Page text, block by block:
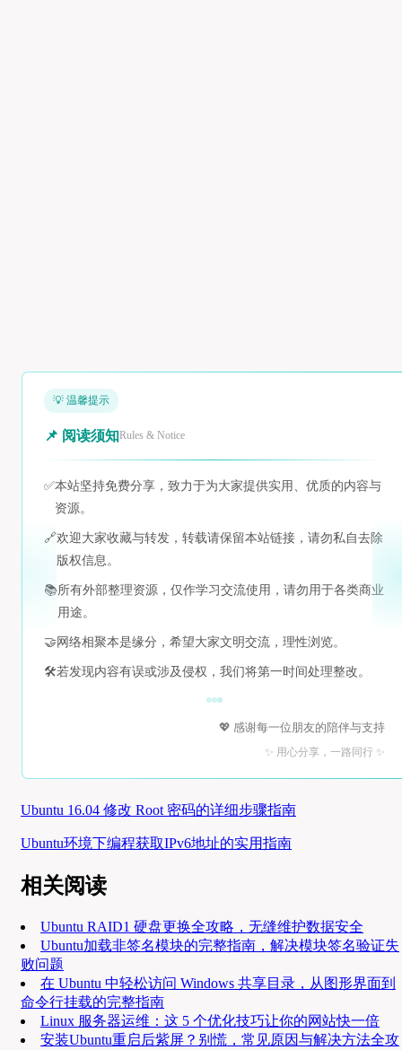
💡 温馨提示
📌 阅读须知Rules & Notice
✅本站坚持免费分享，致力于为大家提供实用、优质的内容与
资源。
🔗欢迎大家收藏与转发，转载请保留本站链接，请勿私自去除
版权信息。
📚所有外部整理资源，仅作学习交流使用，请勿用于各类商业
用途。
🤝 网络相聚本是缘分，希望大家文明交流，理性浏览。
🛠️若发现内容有误或涉及侵权，我们将第一时间处理整改。
💖 感谢每一位朋友的陪伴与支持
✨ 用心分享，一路同行 ✨
Ubuntu 16.04 修改 Root 密码的详细步骤指南
Ubuntu环境下编程获取IPv6地址的实用指南
相关阅读
Ubuntu RAID1 硬盘更换全攻略，无缝维护数据安全
Ubuntu加载非签名模块的完整指南，解决模块签名验证失
败问题
在 Ubuntu 中轻松访问 Windows 共享目录，从图形界面到
命令行挂载的完整指南
Linux 服务器运维：这 5 个优化技巧让你的网站快一倍
安装Ubuntu重启后紫屏？别慌，常见原因与解决方法全攻